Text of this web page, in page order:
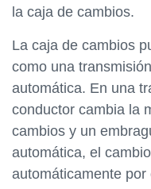
la caja de cambios.
La caja de cambios
como una
automática. En una
conductor cambia la
cambios y un
automática, el
automáticamente por